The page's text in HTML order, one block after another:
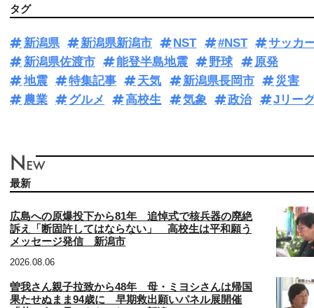
タグ
新潟県 新潟県新潟市 NST #NST
サッカ
新潟県佐渡市
能登半島地震 野球
原発
地震
特集記事 天気 新潟県長岡市
災害
農業
グルメ 高校生 気象 政治 Jリー
最新
広島への原爆投下から81年 追悼式で核兵器の廃絶
訴え「断固許してはならない」 高校生は平和願う
メッセージ発信 新潟市
2026.08.06
曽我さん親子拉致から48年 母・ミヨシさんは帰国
果たせぬまま94歳に 早期救出願いパネル展開催